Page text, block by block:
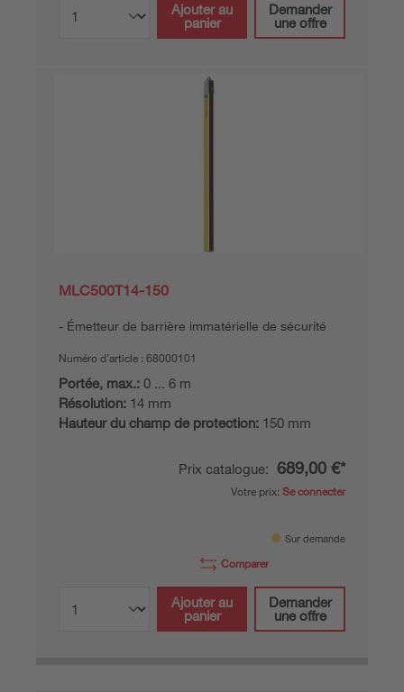
Ajouter au
panier
Demander
une offre
MLC500T14-150
Émetteur de barrière immatérielle de sécurité
Numéro d’article : 68000101
Portée, max.: 0 ... 6 m
Résolution: 14 mm
Hauteur du champ de protection: 150 mm
Prix catalogue: 689,00 €*
Votre prix: Se connecter
Sur demande
Comparer
Ajouter au
panier
Demander
une offre